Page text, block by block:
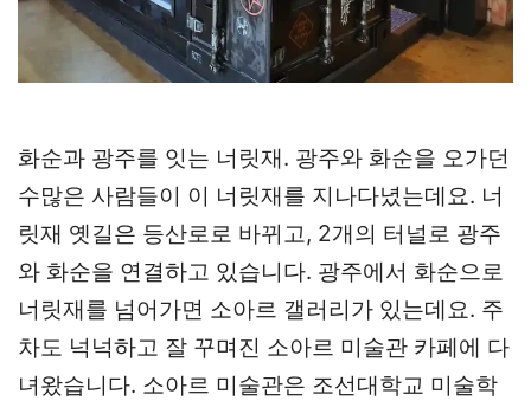
화순과 광주를 잇는 너릿재. 광주와 화순을 오가던
수많은 사람들이 이 너릿재를 지나다녔는데요. 너
릿재 옛길은 등산로로 바뀌고, 2개의 터널로 광주
와 화순을 연결하고 있습니다. 광주에서 화순으로
너릿재를 넘어가면 소아르 갤러리가 있는데요. 주
차도 넉넉하고 잘 꾸며진 소아르 미술관 카페에 다
녀왔습니다. 소아르 미술관은 조선대학교 미술학